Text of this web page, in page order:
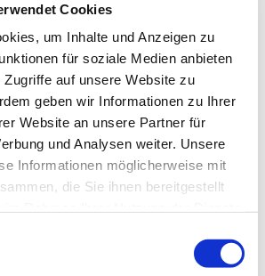
Cookies
um Inhalte und Anzeigen zu
für soziale Medien anbieten
auf unsere Website zu
geben wir Informationen zu Ihrer
Website an unsere Partner für
und Analysen weiter. Unsere
Informationen möglicherweise mit
die Sie ihnen bereitgestellt